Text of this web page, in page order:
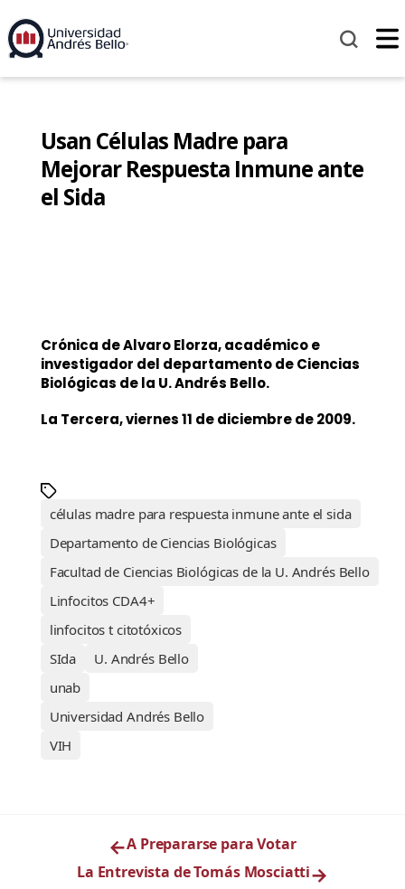
Usan Células Madre para
Mejorar Respuesta Inmune ante
el Sida
Crónica de Alvaro Elorza, académico e
investigador del departamento de Ciencias
Biológicas de la U. Andrés Bello.
La Tercera, viernes 11 de diciembre de 2009.
células madre para respuesta inmune ante el sida
Departamento de Ciencias Biológicas
Facultad de Ciencias Biológicas de la U. Andrés Bello
Linfocitos CDA4+
linfocitos t citotóxicos
SIda
U. Andrés Bello
unab
Universidad Andrés Bello
VIH
←A Prepararse para Votar
La Entrevista de Tomás Mosciatti→